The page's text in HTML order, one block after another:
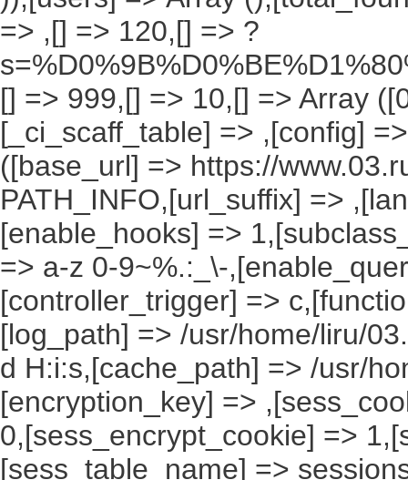
=> ,[] => 120,[] => ?
[] => 999,[] => 10,[] => Array
[_ci_scaff_table] => ,[config]
([base_url] => https://
PATH_INFO,[url_suffix] =>
[enable_hooks] =>
=> a-z 0-9~%.:_\-
[controller_trigger] =>
[log_path] => /usr/home/liru/
d H:i:s,[cache_path] => /usr/
[encryption_key] =>
0,[sess_encrypt_cookie] =>
[sess_table_name] =>